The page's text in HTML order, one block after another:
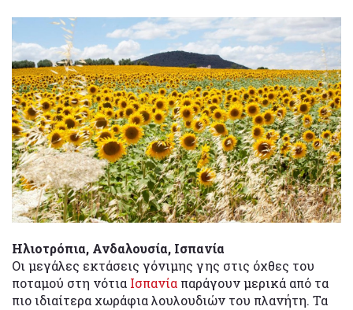
Ηλιοτρόπια, Ανδαλουσία, Ισπανία
Οι μεγάλες εκτάσεις γόνιμης γης στις όχθες του
ποταμού στη νότια Ισπανία παράγουν μερικά από τα
πιο ιδιαίτερα χωράφια λουλουδιών του πλανήτη. Τα